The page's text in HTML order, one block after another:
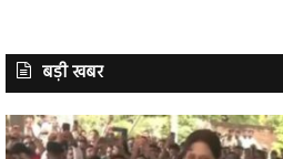
बड़ी खबर